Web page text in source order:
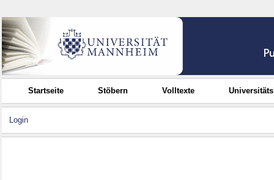
Startseite Stöbern Volltexte
Login